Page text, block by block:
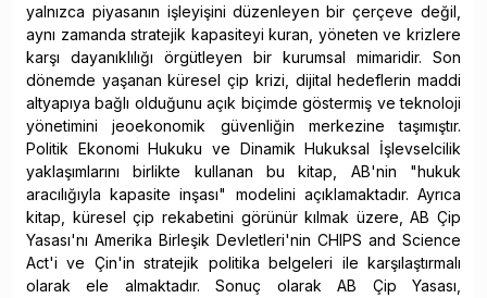
yalnızca piyasanın işleyişini düzenleyen bir çerçeve değil,
aynı zamanda stratejik kapasiteyi kuran, yöneten ve krizlere
karşı dayanıklılığı örgütleyen bir kurumsal mimaridir. Son
dönemde yaşanan küresel çip krizi, dijital hedeflerin maddi
altyapıya bağlı olduğunu açık biçimde göstermiş ve teknoloji
yönetimini jeoekonomik güvenliğin merkezine taşımıştır.
Politik Ekonomi Hukuku ve Dinamik Hukuksal İşlevselcilik
yaklaşımlarını birlikte kullanan bu kitap, AB'nin "hukuk
aracılığıyla kapasite inşası" modelini açıklamaktadır. Ayrıca
kitap, küresel çip rekabetini görünür kılmak üzere, AB Çip
Yasası'nı Amerika Birleşik Devletleri'nin CHIPS and Science
Act'i ve Çin'in stratejik politika belgeleri ile karşılaştırmalı
olarak ele almaktadır. Sonuç olarak AB Çip Yasası,